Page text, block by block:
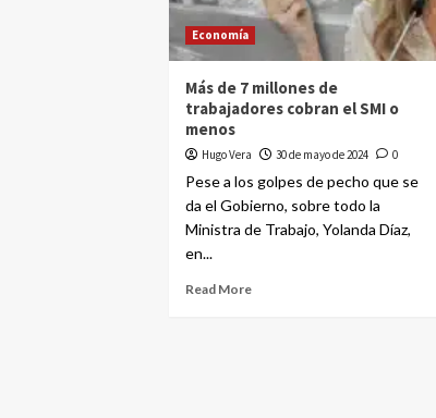
Economía
Más de 7 millones de
trabajadores cobran el SMI o
menos
Hugo Vera 30 de mayo de 2024 0
Pese a los golpes de pecho que se
da el Gobierno, sobre todo la
Ministra de Trabajo, Yolanda Díaz,
en...
Read More